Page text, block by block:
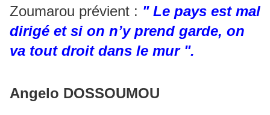
Zoumarou prévient : " Le pays est mal
dirigé et si on n’y prend garde, on
va tout droit dans le mur ".
Angelo DOSSOUMOU